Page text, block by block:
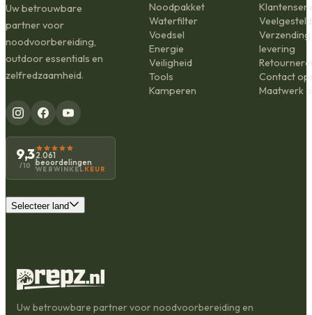
Uw betrouwbare
partner voor
noodvoorbereiding,
outdoor essentials en
zelfredzaamheid.
9,3
/10
2.061
beoordelingen
WEBWINKEL KEUR
Selecteer land
Noodpakket
Waterfilter
Voedsel
Energie
Veiligheid
Tools
Kamperen
Verzending
levering
Contact
Maatwerk
Uw betrouwbare partner voor noodvoorbereiding en